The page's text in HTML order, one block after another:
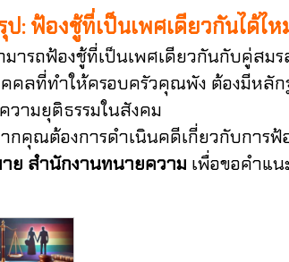
: ฟ้องชู้ที่เป็นเพศเดียวกันได้ไห
รถฟ้องชู้ที่เป็นเพศเดียวกันกับคู่สมร
คลที่ทำให้ครอบครัวคุณพัง ต้องมีหลัก
วามยุติธรรมในสังคม
ณต้องการดำเนินคดีเกี่ยวกับการฟ้อ
ย สำนักงานทนายความ เพื่อขอคำแ